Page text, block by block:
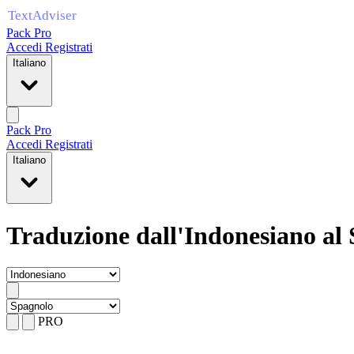
Pack Pro
Accedi Registrati
Italiano
Pack Pro
Accedi Registrati
Italiano
Traduzione dall'Indonesiano al
PRO